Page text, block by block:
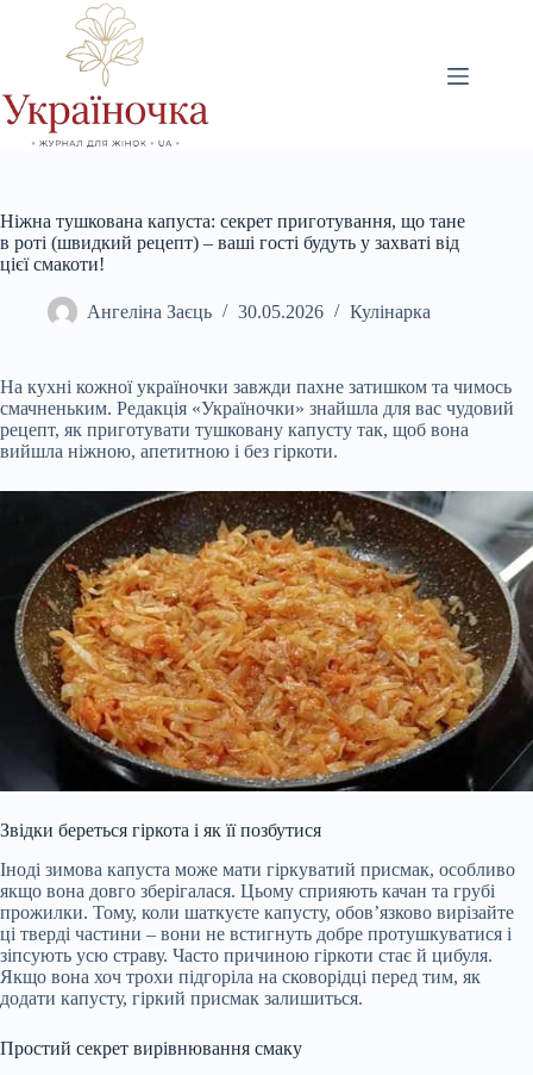
Ніжна тушкована капуста: секрет приготування, що тане
в роті (швидкий рецепт) – ваші гості будуть у захваті від
цієї смакоти!
Ангеліна Заєць 30.05.2026 Кулінарка
На кухні кожної україночки завжди пахне затишком та чимось
смачненьким. Редакція «Україночки» знайшла для вас чудовий
рецепт, як приготувати тушковану капусту так, щоб вона
вийшла ніжною, апетитною і без гіркоти.
Звідки береться гіркота і як її позбутися
Іноді зимова капуста може мати гіркуватий присмак, особливо
якщо вона довго зберігалася. Цьому сприяють качан та грубі
прожилки. Тому, коли шаткуєте капусту, обов’язково вирізайте
ці тверді частини – вони не встигнуть добре протушкуватися і
зіпсують усю страву. Часто причиною гіркоти стає й цибуля.
Якщо вона хоч трохи підгоріла на сковорідці перед тим, як
додати капусту, гіркий присмак залишиться.
Простий секрет вирівнювання смаку